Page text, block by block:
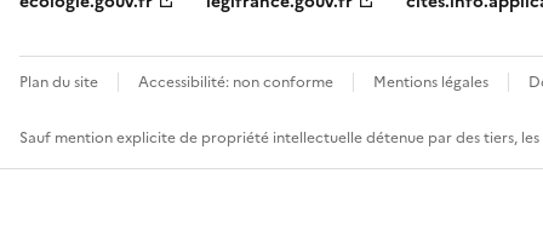
Plan du site Accessibilité: non conforme Mentions légales
Sauf mention explicite de propriété intellectuelle détenue par des tiers,